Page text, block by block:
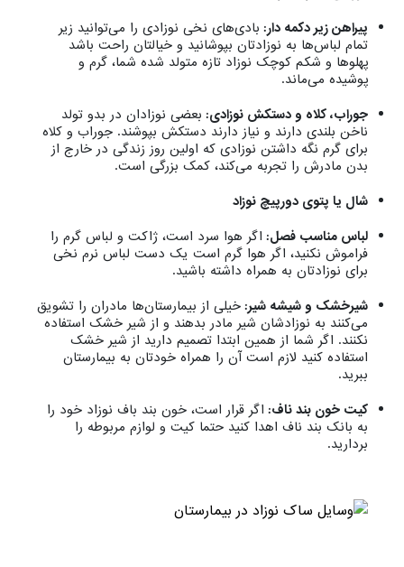
پیراهن زیر دکمه دار: بادی‌های نخی نوزادی را می‌توانید زیر
تمام لباس‌ها به نوزادتان بپوشانید و خیالتان راحت باشد
پهلوها و شکم کوچک نوزاد تازه متولد شده‌ شما، گرم و
پوشیده می‌ماند.
جوراب، کلاه و دستکش نوزادی: بعضی نوزادان در بدو تولد
ناخن بلندی دارند و نیاز دارند دستکش بپوشند. جوراب و کلاه
برای گرم‌ نگه داشتن نوزادی که اولین روز زندگی در خارج از
بدن مادرش را تجربه می‌کند، کمک بزرگی است.
شال یا پتوی دورپیچ نوزاد
لباس مناسب فصل: اگر هوا سرد است، ژاکت و لباس گرم را
فراموش نکنید، اگر هوا گرم است یک دست لباس نرم نخی
برای نوزادتان به همراه داشته باشید.
شیرخشک و شیشه شیر:خیلی از بیمارستان‌ها مادران را تشویق
می‌کنند به نوزادشان شیر مادر بدهند و از شیر خشک استفاده
نکنند. اگر شما از همین ابتدا تصمیم دارید از شیر خشک
استفاده کنید لازم است آن را همراه خودتان به بیمارستان
ببرید.
کیت خون بند ناف: اگر قرار است، خون بند باف نوزاد خود را
به بانک بند ناف اهدا کنید حتما کیت و لوازم مربوطه را
بردارید.